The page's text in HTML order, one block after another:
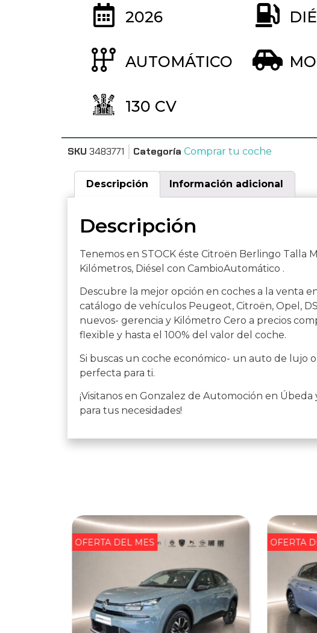
2026
AUTOMÁTICO
130 CV
SKU 3483771 Categoría Comprar tu coche
Descripción Información adicional
Descripción
Tenemos en STOCK éste Citroën Berlingo Talla
Kilómetros, Diésel con CambioAutomático .
Descubre la mejor opción en coches a la venta
catálogo de vehículos Peugeot, Citroën, Opel,
nuevos- gerencia y Kilómetro Cero a precios
flexible y hasta el 100% del valor del coche.
Si buscas un coche económico- un auto de lujo
perfecta para ti.
¡Visitanos en Gonzalez de Automoción en
para tus necesidades!
OFERTA DEL MES OFERTA